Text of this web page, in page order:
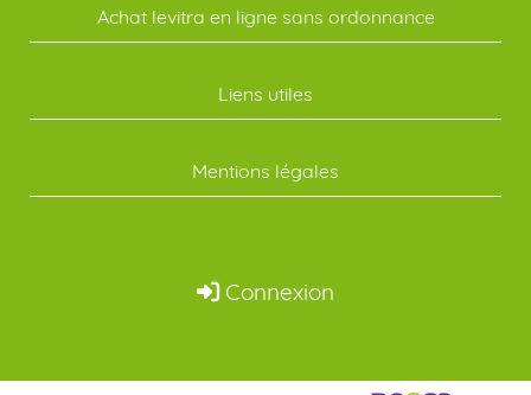
Achat levitra en ligne sans ordonnance
Liens utiles
Mentions légales
Connexion